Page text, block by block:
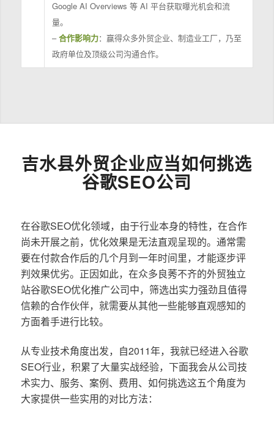
Google AI Overviews 等 AI 平台获取曝光机会和流
量。
–合作影响力：赢得众多外贸企业、制造业工厂，乃至
政府单位及顶级公司沟通合作。
吉水县外贸企业应当如何挑选
谷歌SEO公司
在谷歌SEO优化领域，由于行业本身的特性，在合作
尚未开展之前，优化效果是无法直观呈现的。通常需
要在付款合作后的几个月到一年时间里，才能逐步评
判效果优劣。正因如此，在众多良莠不齐的外贸独立
站谷歌SEO优化推广公司中，筛选出实力强劲且值得
信赖的合作伙伴，就需要从其他一些能够直观感知的
方面着手进行比较。
从专业技术角度出发，自2011年，我就已经进入谷歌
SEO行业，积累了大量实战经验，下面我会从公司技
术实力、服务、案例、费用、如何挑选这五个角度为
大家提供一些实用的对比方法：